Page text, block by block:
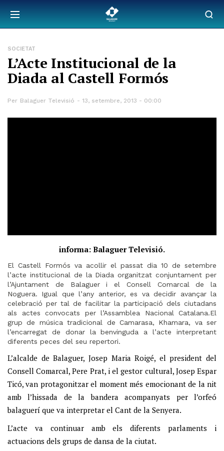
SOCIETAT
L’Acte Institucional de la
Diada al Castell Formós
Per Balaguer Televisió 13, setembre, 2013 - 00:00
informa: Balaguer Televisió.
El Castell Formós va acollir el passat dia 10 de setembre
l’acte institucional de la Diada organitzat conjuntament per
l’Ajuntament de Balaguer i el Consell Comarcal de la
Noguera. Igual que l’any anterior, es va decidir avançar la
celebració per tal de facilitar la participació dels ciutadans
als actes convocats per l’Assamblea Nacional Catalana.El
grup de música tradicional de Camarasa, Khamara, va ser
l’encarregat de donar la benvinguda a l’acte interpretant
diferents peces del seu repertori.
L’alcalde de Balaguer, Josep Maria Roigé, el president del
Consell Comarcal, Pere Prat, i el gestor cultural, Josep Espar
Ticó, van protagonitzar el moment més emocionant de la nit
amb l’hissada de la bandera acompanyats per l’orfeó
balaguerí que va interpretar el Cant de la Senyera.
L’acte va continuar amb els diferents parlaments i
actuacions dels grups de dansa de la ciutat.